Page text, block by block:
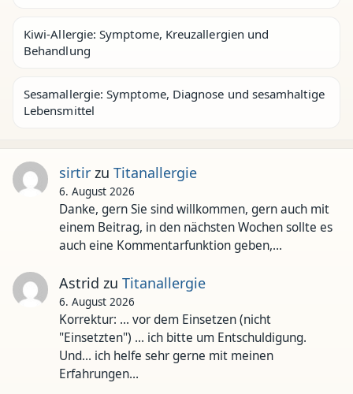
Kiwi-Allergie: Symptome, Kreuzallergien und
Behandlung
Sesamallergie: Symptome, Diagnose und sesamhaltige
Lebensmittel
sirtirzu Titanallergie
6. August 2026
Danke, gern Sie sind willkommen, gern auch mit
einem Beitrag, in den nächsten Wochen sollte es
auch eine Kommentarfunktion geben,…
Astrid zu Titanallergie
6. August 2026
Korrektur: ... vor dem Einsetzen (nicht
"Einsetzten") ... ich bitte um Entschuldigung.
Und... ich helfe sehr gerne mit meinen
Erfahrungen…